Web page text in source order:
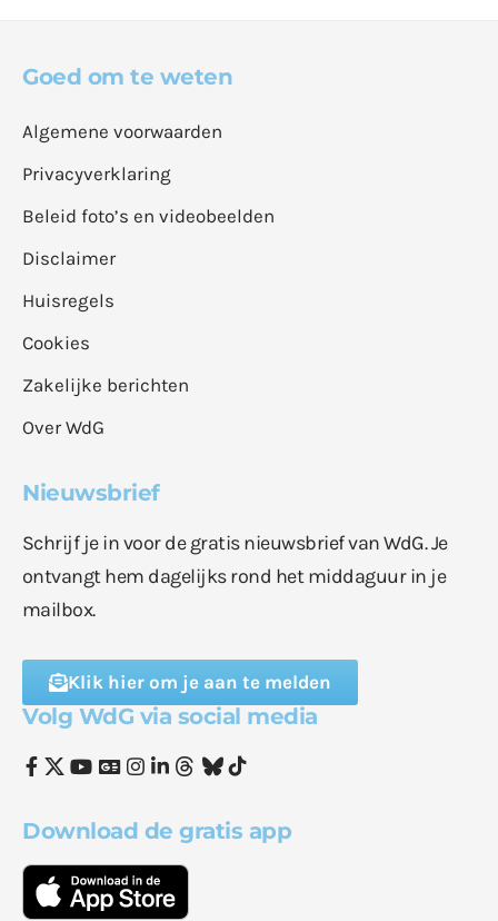
Goed om te weten
Algemene voorwaarden
Privacyverklaring
Beleid foto’s en videobeelden
Disclaimer
Huisregels
Cookies
Zakelijke berichten
Over WdG
Nieuwsbrief
Schrijf je in voor de gratis nieuwsbrief van WdG. Je
ontvangt hem dagelijks rond het middaguur in je
mailbox.
Klik hier om je aan te melden
Volg WdG via social media
Download de gratis app